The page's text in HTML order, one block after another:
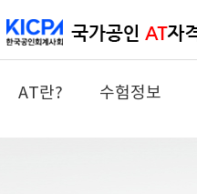
AT란? 수험정보